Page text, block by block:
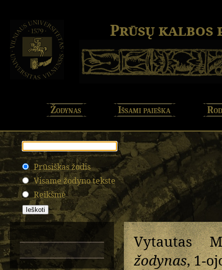
Prūsų kalbos
Žodynas Išsami paieška
Prūsiškas žodis
Visame žodyno tekste
Reikšmė
Vytautas
žodynas, 1-